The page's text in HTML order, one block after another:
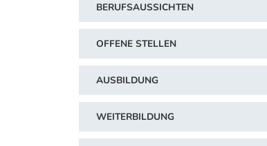
BERUFSAUSSICHTEN
OFFENE STELLEN
AUSBILDUNG
WEITERBILDUNG